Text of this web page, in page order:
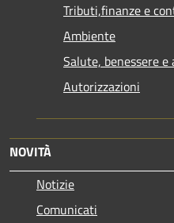
Tributi,finanze e
Ambiente
Salute, benessere e
Autorizzazioni
NOVITÀ
Notizie
Comunicati